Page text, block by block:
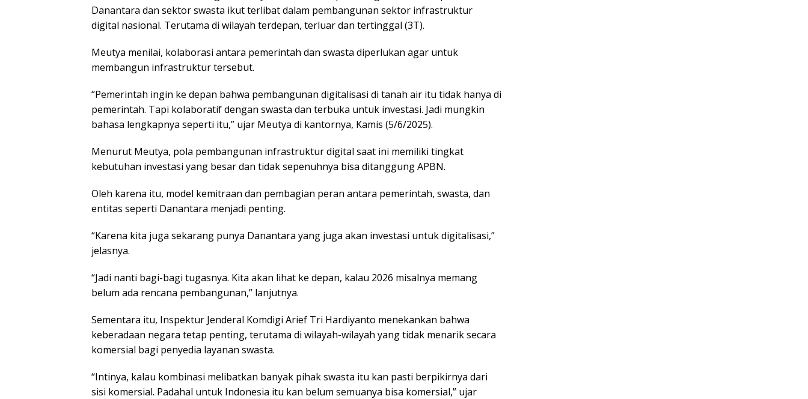
Danantara dan sektor swasta ikut terlibat dalam pembangunan sektor infrastruktur
digital nasional. Terutama di wilayah terdepan, terluar dan tertinggal (3T).
Meutya menilai, kolaborasi antara pemerintah dan swasta diperlukan agar untuk
membangun infrastruktur tersebut.
“Pemerintah ingin ke depan bahwa pembangunan digitalisasi di tanah air itu tidak hanya di
pemerintah. Tapi kolaboratif dengan swasta dan terbuka untuk investasi. Jadi mungkin
bahasa lengkapnya seperti itu,” ujar Meutya di kantornya, Kamis (5/6/2025).
Menurut Meutya, pola pembangunan infrastruktur digital saat ini memiliki tingkat
kebutuhan investasi yang besar dan tidak sepenuhnya bisa ditanggung APBN.
Oleh karena itu, model kemitraan dan pembagian peran antara pemerintah, swasta, dan
entitas seperti Danantara menjadi penting.
“Karena kita juga sekarang punya Danantara yang juga akan investasi untuk digitalisasi,”
jelasnya.
“Jadi nanti bagi-bagi tugasnya. Kita akan lihat ke depan, kalau 2026 misalnya memang
belum ada rencana pembangunan,” lanjutnya.
Sementara itu, Inspektur Jenderal Komdigi Arief Tri Hardiyanto menekankan bahwa
keberadaan negara tetap penting, terutama di wilayah-wilayah yang tidak menarik secara
komersial bagi penyedia layanan swasta.
“Intinya, kalau kombinasi melibatkan banyak pihak swasta itu kan pasti berpikirnya dari
sisi komersial. Padahal untuk Indonesia itu kan belum semuanya bisa komersial,” ujar